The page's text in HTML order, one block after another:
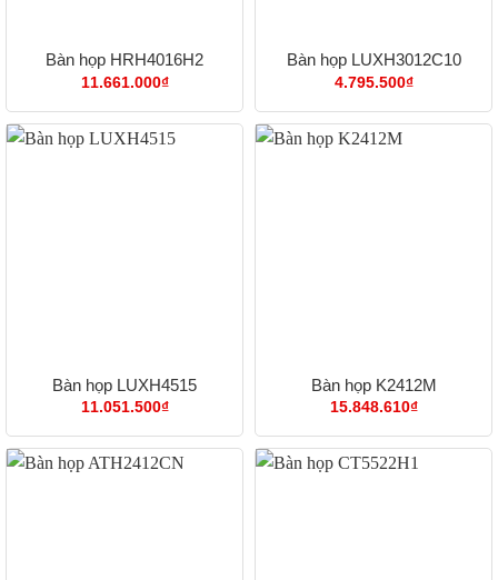
Bàn họp HRH4016H2
11.661.000₫
Bàn họp LUXH3012C10
4.795.500₫
Bàn họp LUXH4515
11.051.500₫
Bàn họp K2412M
15.848.610₫